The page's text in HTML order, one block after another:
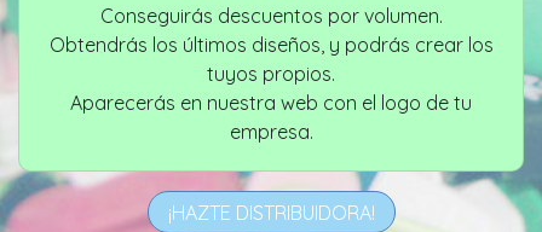
Conseguirás descuentos por volumen.
Obtendrás los últimos diseños, y podrás crear los
tuyos propios.
Aparecerás en nuestra web con el logo de tu
empresa.
¡HAZTE DISTRIBUIDORA!